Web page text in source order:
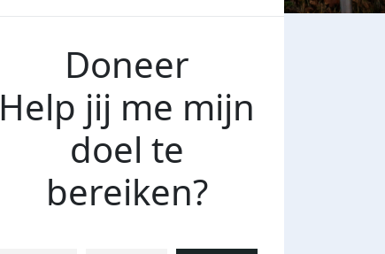
Doneer
Help jij me mijn
doel te
bereiken?